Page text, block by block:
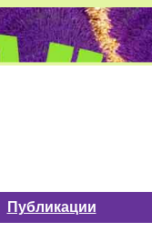
Публикации